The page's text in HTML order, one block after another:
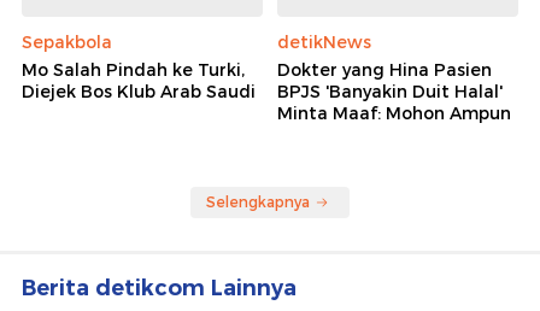
Sepakbola
Mo Salah Pindah ke Turki,
Diejek Bos Klub Arab Saudi
detikNews
Dokter yang Hina Pasien
BPJS 'Banyakin Duit Halal'
Minta Maaf: Mohon Ampun
Selengkapnya
Berita detikcom Lainnya